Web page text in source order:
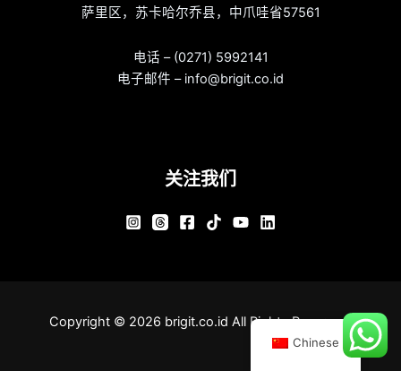
萨里区，苏卡哈尔乔县，中爪哇省57561
电话 – (0271) 5992141
电子邮件 – info@brigit.co.id
关注我们
Copyright © 2026 brigit.co.id All Rights Reserved.
Chinese